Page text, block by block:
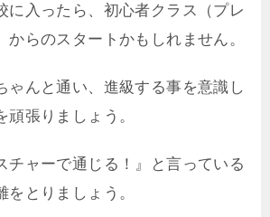
に入ったら、初心者クラス（プレ
からのスタートかもしれません。
ゃんと通い、進級する事を意識し
張りましょう。
チャーで通じる！』と言っている
をとりましょう。